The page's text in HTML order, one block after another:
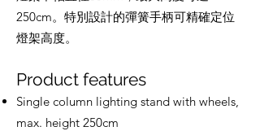
250cm。特別設計的彈簧手柄可精確定位
燈架高度。
Product features
Single column lighting stand with wheels,
max. height 250cm